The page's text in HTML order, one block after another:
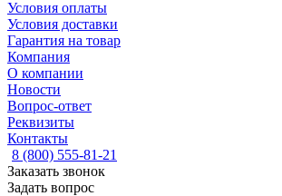
Условия оплаты
Условия доставки
Гарантия на товар
Компания
О компании
Новости
Вопрос-ответ
Реквизиты
Контакты
8 (800) 555-81-21
Заказать звонок
Задать вопрос